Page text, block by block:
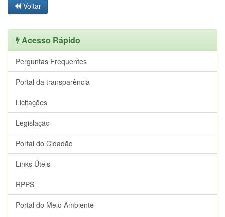
Voltar
Acesso Rápido
Perguntas Frequentes
Portal da transparência
Licitações
Legislação
Portal do Cidadão
Links Úteis
RPPS
Portal do Meio Ambiente